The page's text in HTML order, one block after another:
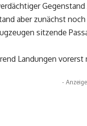
aber zunächst
sitzende
Landungen
-